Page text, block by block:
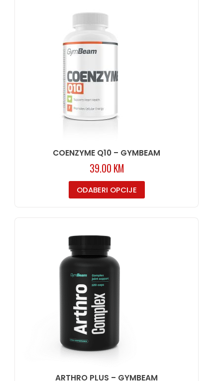
COENZYME Q10 – GYMBEAM
39.00 KM
ODABERI OPCIJE
ARTHRO PLUS – GYMBEAM